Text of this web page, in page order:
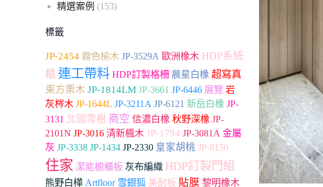
精選案例 (153)
標籤
JP-2454 霧色榆木 JP-3529A 歐洲橡木 HDP系統
櫃 連工帶料 HDP訂製格柵 晨星白橡 超寫真
東方栗木 JP-1814LM JP-3661 JP-6446 展覽 岩
灰梣木 JP-1644L JP-3211A JP-6121 新岳白橡 JP-
3131 北國雪樹 商空 信濃白橡 秋野深橡 JP-
2101N JP-3016 清新楓木 JP-1794 JP-3081A 金屬
灰 JP-3338 JP-1434 JP-2330 皇家胡桃 JP-8150
住家 潔能櫥櫃板 灰布編織 HDP訂製門組
熊野白樺 Artfloor 雪銀狐 美耐板 貼膜 黎明橡木